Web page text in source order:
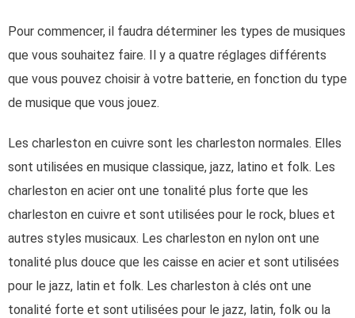
Pour commencer, il faudra déterminer les types de musiques
que vous souhaitez faire. Il y a quatre réglages différents
que vous pouvez choisir à votre batterie, en fonction du type
de musique que vous jouez.
Les charleston en cuivre sont les charleston normales. Elles
sont utilisées en musique classique, jazz, latino et folk. Les
charleston en acier ont une tonalité plus forte que les
charleston en cuivre et sont utilisées pour le rock, blues et
autres styles musicaux. Les charleston en nylon ont une
tonalité plus douce que les caisse en acier et sont utilisées
pour le jazz, latin et folk. Les charleston à clés ont une
tonalité forte et sont utilisées pour le jazz, latin, folk ou la